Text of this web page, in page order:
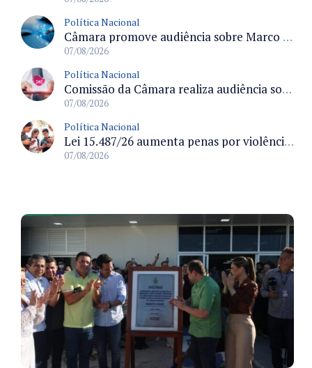
Política Nacional
Câmara promove audiência sobre Marco de Fomento à Economia Digital e impactos da inteligência artificial
07/08/2026
Política Nacional
Comissão da Câmara realiza audiência sobre apostas online para medir o tamanho do mercado ilegal
07/08/2026
Política Nacional
Lei 15.487/26 aumenta penas por violência sexual digital contra crianças e adolescentes e autoriza ronda virtual para investigação
07/08/2026